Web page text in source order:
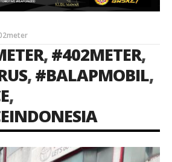
,#402METER,
,#BALAPMOBIL,
,